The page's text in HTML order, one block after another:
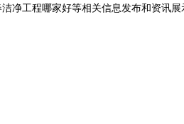
净工程哪家好等相关信息发布和资讯展